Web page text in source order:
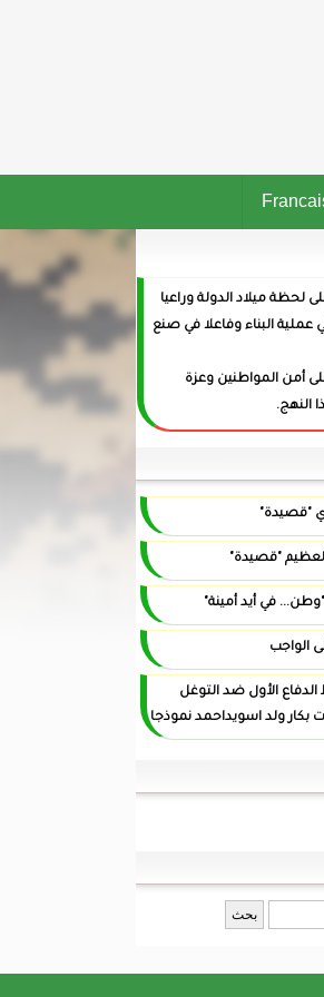
لحظة ميلاد الدولة وراعيا
البناء وفاعلا في صنع
أمن المواطنين وعزة
النهج.
"قصيدة"
"قصيدة"
الواجب
الأول ضد التوغل
بكار ولد اسويداحمد نموذجا